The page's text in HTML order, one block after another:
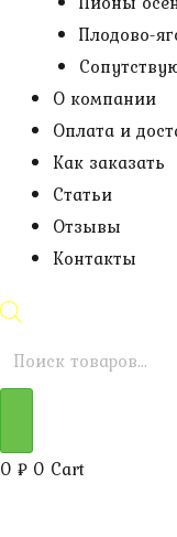
Плодово-
О компании
Оплата и
Как заказать
Статьи
Отзывы
Контакты
Поиск
0 ₽ 0 Cart